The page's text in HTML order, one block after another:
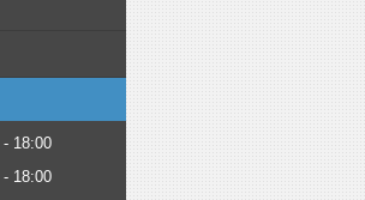
18:00
18:00